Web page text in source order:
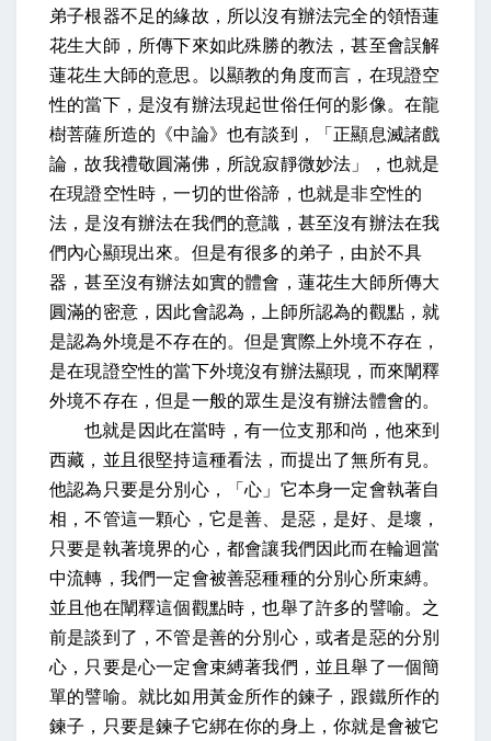
弟子根器不足的緣故，所以沒有辦法完全的領悟蓮
花生大師，所傳下來如此殊勝的教法，甚至會誤解
蓮花生大師的意思。以顯教的角度而言，在現證空
性的當下，是沒有辦法現起世俗任何的影像。在龍
樹菩薩所造的《中論》也有談到，「正顯息滅諸戲
論，故我禮敬圓滿佛，所說寂靜微妙法」，也就是
在現證空性時，一切的世俗諦，也就是非空性的
法，是沒有辦法在我們的意識，甚至沒有辦法在我
們內心顯現出來。但是有很多的弟子，由於不具
器，甚至沒有辦法如實的體會，蓮花生大師所傳大
圓滿的密意，因此會認為，上師所認為的觀點，就
是認為外境是不存在的。但是實際上外境不存在，
是在現證空性的當下外境沒有辦法顯現，而來闡釋
外境不存在，但是一般的眾生是沒有辦法體會的。
也就是因此在當時，有一位支那和尚，他來到
西藏，並且很堅持這種看法，而提出了無所有見。
他認為只要是分別心，「心」它本身一定會執著自
相，不管這一顆心，它是善、是惡，是好、是壞，
只要是執著境界的心，都會讓我們因此而在輪迴當
中流轉，我們一定會被善惡種種的分別心所束縛。
並且他在闡釋這個觀點時，也舉了許多的譬喻。之
前是談到了，不管是善的分別心，或者是惡的分別
心，只要是心一定會束縛著我們，並且舉了一個簡
單的譬喻。就比如用黃金所作的鍊子，跟鐵所作的
鍊子，只要是鍊子它綁在你的身上，你就是會被它